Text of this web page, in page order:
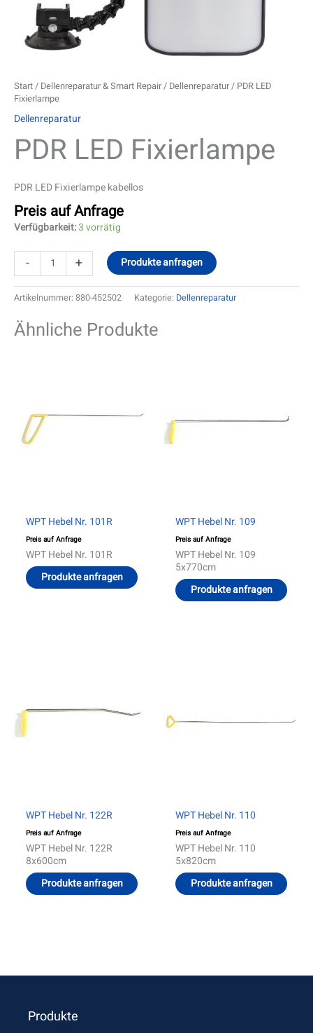
Start/ Dellenreparatur & Smart Repair/ Dellenreparatur/ PDR LED
Fixierlampe
Dellenreparatur
PDR LED Fixierlampe
PDR LED Fixierlampe kabellos
Preis auf Anfrage
Verfügbarkeit:3 vorrätig
- + Produkte anfragen
Artikelnummer: 880-452502 Kategorie: Dellenreparatur
Ähnliche Produkte
WPT Hebel Nr. 101R
Preis auf Anfrage
WPT Hebel Nr. 101R
Produkte anfragen
WPT Hebel Nr. 109
Preis auf Anfrage
WPT Hebel Nr. 109
5x770cm
Produkte anfragen
WPT Hebel Nr. 122R
Preis auf Anfrage
WPT Hebel Nr. 122R
8x600cm
Produkte anfragen
WPT Hebel Nr. 110
Preis auf Anfrage
WPT Hebel Nr. 110
5x820cm
Produkte anfragen
Produkte